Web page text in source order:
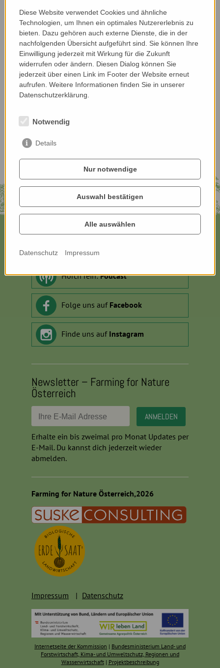
Horch rein:Podcast
Folge uns auf Facebook
Finde uns auf Instagram
Newsletter – Farming for Nature
Österreich
Erhalte ein bis zweimal pro Monat Updates per
E-Mail. Du kannst dich jederzeit wieder
abmelden.
Farming for Nature Österreich,2026
Impressum Datenschutz
Internetseite der Kommission | Bundesministerium Land- und
Forstwirtschaft, Kima- und Umweltschutz, Regionen und
Wasserwirtschaft| Projektbeschreibung
Diese Website verwendet Cookies und ähnliche
Technologien, um Ihnen ein optimales Nutzererlebnis zu
bieten. Dazu gehören auch externe Dienste, die in der
nachfolgenden Übersicht aufgeführt sind. Sie können Ihre
Einwilligung jederzeit mit Wirkung für die Zukunft
widerrufen oder ändern. Diesen Dialog können Sie
jederzeit über einen Link im Footer der Website erneut
aufrufen. Weitere Informationen finden Sie in unserer
Datenschutzerklärung.
Notwendig
Details
Nur notwendige
Auswahl bestätigen
Alle auswählen
Datenschutz Impressum